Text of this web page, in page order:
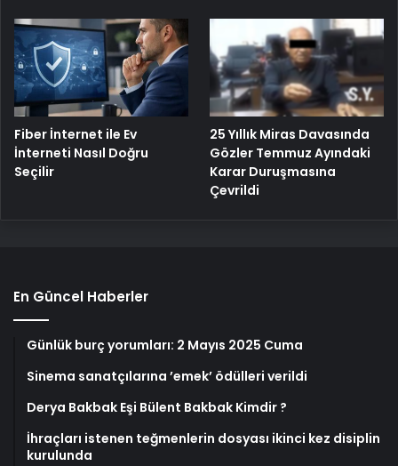
Fiber İnternet ile Ev
İnterneti Nasıl Doğru
Seçilir
25 Yıllık Miras Davasında
Gözler Temmuz Ayındaki
Karar Duruşmasına
Çevrildi
En Güncel Haberler
Günlük burç yorumları: 2 Mayıs 2025 Cuma
Sinema sanatçılarına ’emek’ ödülleri verildi
Derya Bakbak Eşi Bülent Bakbak Kimdir ?
İhraçları istenen teğmenlerin dosyası ikinci kez disiplin
kurulunda